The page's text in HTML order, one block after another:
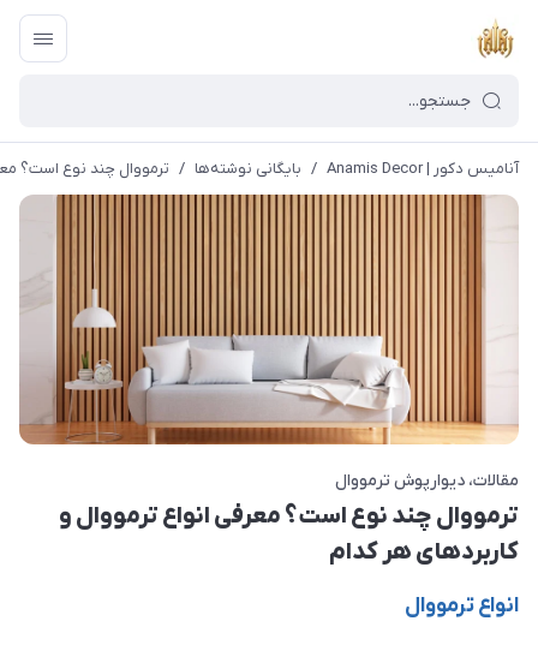
آنامیس دکور | Anamis Decor / بایگانی نوشته‌ها / ترمووال چند نوع است؟
مقالات دیوارپوش ترمووال
ترمووال چند نوع است؟ معرفی انواع ترمووال و
کاربردهای هر کدام
انواع ترمووال